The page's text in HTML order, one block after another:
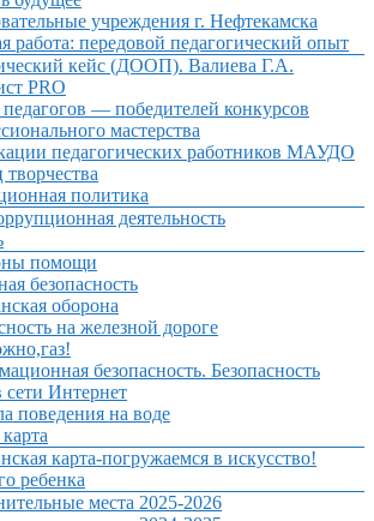
учреждения г. Нефтекамска
работа: передовой педагогический опыт
кейс (ДООП). Валиева Г.А.
PRO
— победителей конкурсов
мастерства
педагогических работников МАУДО
политика
деятельность
помощи
безопасность
оборона
на железной дороге
безопасность. Безопасность
сети Интернет
поведения на воде
карта-погружаемся в искусство!
ребенка
места 2025-2026